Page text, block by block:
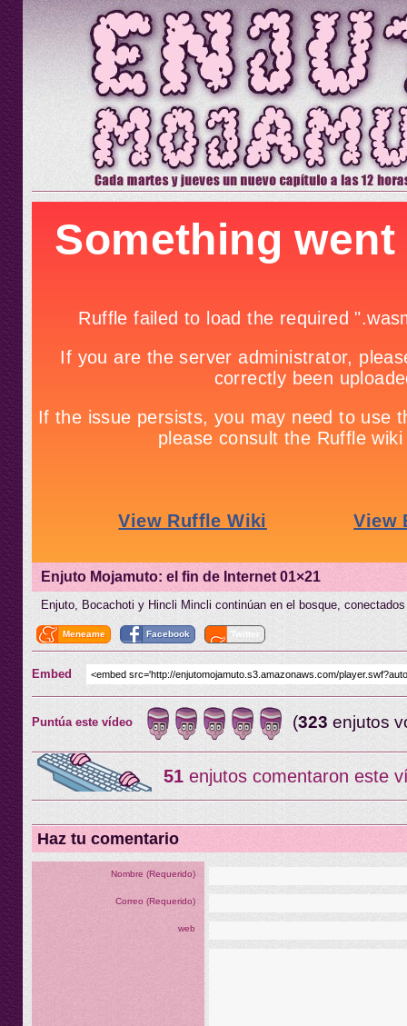
Enjuto Mojamuto: el fin de Internet 01×21
Enjuto, Bocachoti y Hincli Mincli continúan en el bosque,
Meneame Facebook Twitter
Embed
Puntúa este vídeo (323 enjutos
51 enjutos comentaron este
Haz tu comentario
Nombre (Requerido)
Correo (Requerido)
web